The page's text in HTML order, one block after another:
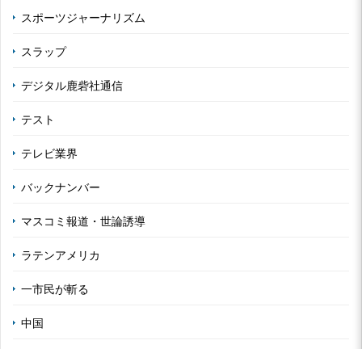
スポーツジャーナリズム
スラップ
デジタル鹿砦社通信
テスト
テレビ業界
バックナンバー
マスコミ報道・世論誘導
ラテンアメリカ
一市民が斬る
中国